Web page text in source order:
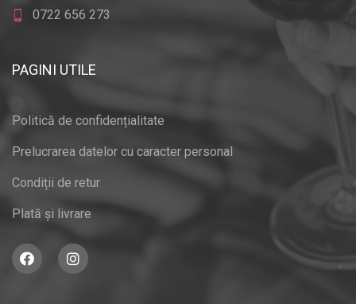
0722 656 273
PAGINI UTILE
Politică de confidențialitate
Prelucrarea datelor cu caracter personal
Condiții de retur
Plată și livrare